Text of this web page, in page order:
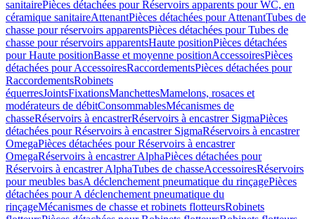
sanitairePièces détachées pour Réservoirs apparents pour WC, en
céramique sanitaireAttenantPièces détachées pour AttenantTubes de
chasse pour réservoirs apparentsPièces détachées pour Tubes de
chasse pour réservoirs apparentsHaute positionPièces détachées
pour Haute positionBasse et moyenne positionAccessoiresPièces
détachées pour AccessoiresRaccordementsPièces détachées pour
RaccordementsRobinets
équerresJointsFixationsManchettesMamelons, rosaces et
modérateurs de débitConsommablesMécanismes de
chasseRéservoirs à encastrerRéservoirs à encastrer SigmaPièces
détachées pour Réservoirs à encastrer SigmaRéservoirs à encastrer
OmegaPièces détachées pour Réservoirs à encastrer
OmegaRéservoirs à encastrer AlphaPièces détachées pour
Réservoirs à encastrer AlphaTubes de chasseAccessoiresRéservoirs
pour meubles basA déclenchement pneumatique du rinçagePièces
détachées pour A déclenchement pneumatique du
rinçageMécanismes de chasse et robinets flotteursRobinets